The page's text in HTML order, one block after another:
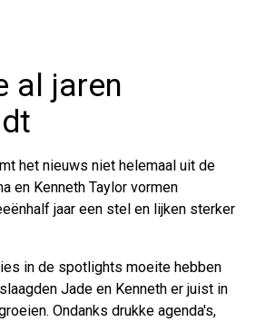
al jaren
het nieuws niet helemaal uit de
en Kenneth Taylor vormen
jaar een stel en lijken sterker
in de spotlights moeite hebben
Jade en Kenneth er juist in
Ondanks drukke agenda's,